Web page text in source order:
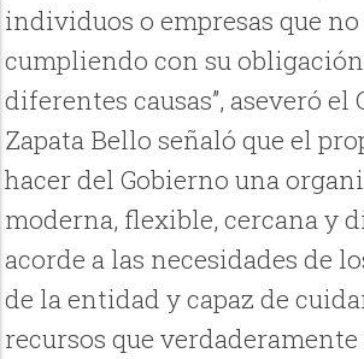
individuos o empresas que
cumpliendo con su
diferentes causas”, aseveró el
Zapata Bello señaló que el
hacer del Gobierno una
moderna, flexible, cercana y
acorde a las necesidades de
de la entidad y capaz de
recursos que